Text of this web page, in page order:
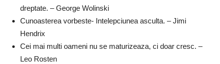
dreptate. – George Wolinski
Cunoasterea vorbeste- Intelepciunea asculta. – Jimi
Hendrix
Cei mai multi oameni nu se maturizeaza, ci doar cresc. –
Leo Rosten